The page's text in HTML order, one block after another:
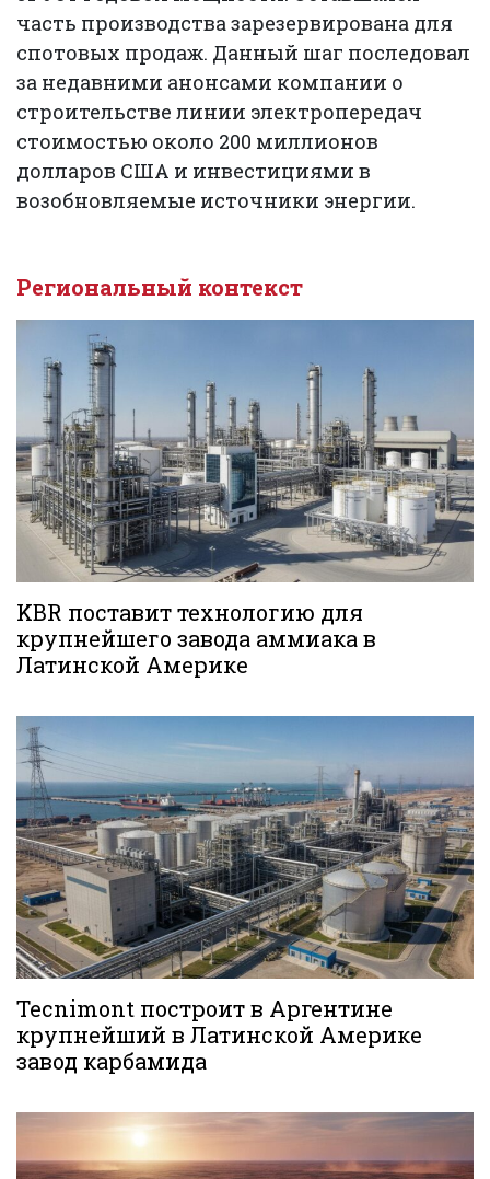
часть производства зарезервирована для
спотовых продаж. Данный шаг последовал
за недавними анонсами компании о
строительстве линии электропередач
стоимостью около 200 миллионов
долларов США и инвестициями в
возобновляемые источники энергии.
Региональный контекст
KBR поставит технологию для
крупнейшего завода аммиака в
Латинской Америке
Tecnimont построит в Аргентине
крупнейший в Латинской Америке
завод карбамида